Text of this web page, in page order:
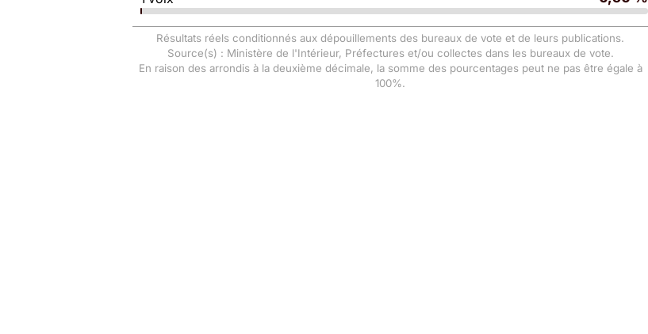
Résultats réels conditionnés aux dépouillements des bureaux de vote et de leurs publications.
Source(s) : Ministère de l'Intérieur, Préfectures et/ou collectes dans les bureaux de vote.
En raison des arrondis à la deuxième décimale, la somme des pourcentages peut ne pas être égale à
100%.